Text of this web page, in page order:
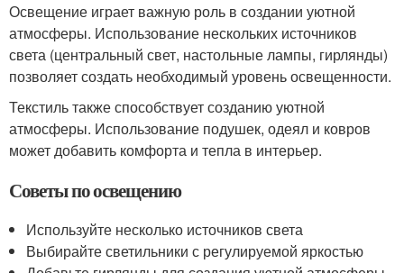
Освещение играет важную роль в создании уютной
атмосферы. Использование нескольких источников
света (центральный свет, настольные лампы, гирлянды)
позволяет создать необходимый уровень освещенности.
Текстиль также способствует созданию уютной
атмосферы. Использование подушек, одеял и ковров
может добавить комфорта и тепла в интерьер.
Советы по освещению
Используйте несколько источников света
Выбирайте светильники с регулируемой яркостью